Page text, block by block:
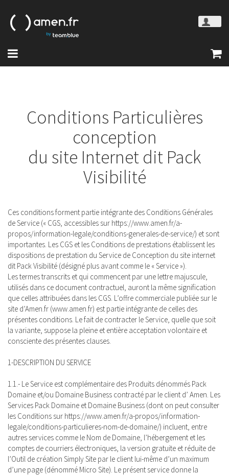
Conditions Particulières
conception
du site Internet dit Pack
Visibilité
Ces conditions forment partie intégrante des Conditions Générales
de Service (« CGS, accessibles sur https://www.amen.fr/a-
propos/information-legale/conditions-generales-de-service/) et sont
importantes. Les CGS et les Conditions de prestations établissent les
dispositions de prestation du Service de Conception du site internet
dit Pack Visibilité (désigné plus avant comme le « Service »).
Les termes transcrits et qui commencent par une lettre majuscule,
utilisés dans ce document contractuel, auront la même signification
que celles attribuées dans les CGS. L’offre commerciale publiée sur le
site d’Amen.fr (www.amen.fr) est partie intégrante de celles des
présentes conditions. Le fait de contracter le Service, quelle que soit
la variante, suppose la pleine et entière acceptation volontaire et
consciente des présentes clauses.
1-DESCRIPTION DU SERVICE
1.1.- Le Service est complémentaire des Produits dénommés Pack
Domaine et/ou Domaine Business contracté par le client d’ Amen. Les
Services Pack Domaine et Domaine Business (dont on peut consulter
les Conditions sur https://www.amen.fr/a-propos/information-
legale/conditions-particulieres-nom-de-domaine/) incluent, entre
autres services comme le Nom de Domaine, l’hébergement et les
comptes de courriers électroniques, la version gratuite et réduite de
l’Outil de création Simply Site par le client lui-même d’un maximum
d’une page (dénommé Micro Site). Le présent service donne la